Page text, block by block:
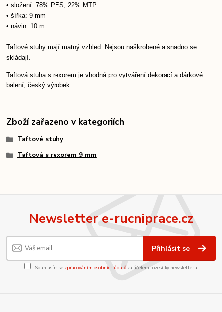
• složení: 78% PES, 22% MTP
• šířka: 9 mm
• návin: 10 m
Taftové stuhy mají matný vzhled. Nejsou naškrobené a snadno se
skládají.
Taftová stuha s rexorem je vhodná pro vytváření dekorací a dárkové
balení, český výrobek.
Zboží zařazeno v kategoriích
Taftové stuhy
Taftová s rexorem 9 mm
Newsletter e-rucniprace.cz
Přihlásit se
Souhlasím se zpracováním osobních údajůza účelem rozesílky newsletteru.